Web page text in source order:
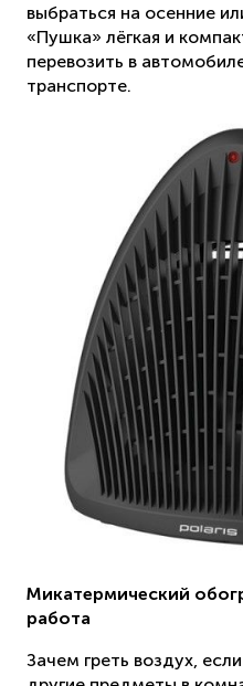
выбраться на осенние
«Пушка» лёгкая и
перевозить в
транспорте.
Микатермический
работа
Зачем греть воздух,